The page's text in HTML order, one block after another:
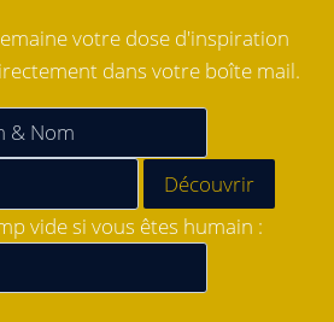
votre dose d'inspiration
dans votre boîte mail.
vide si vous êtes humain :